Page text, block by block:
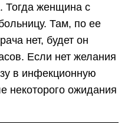
Тогда женщина с
Там, по ее
нет, будет он
Если нет желания
в инфекционную
некоторого ожидания